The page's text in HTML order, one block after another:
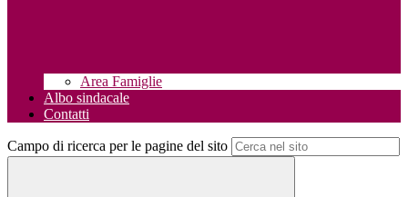
Area Famiglie
Albo sindacale
Contatti
Campo di ricerca per le pagine del sito